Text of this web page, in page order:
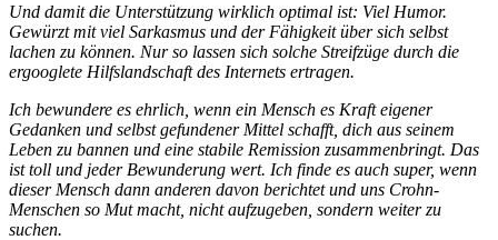
Und damit die Unterstützung wirklich optimal ist: Viel Humor.
Gewürzt mit viel Sarkasmus und der Fähigkeit über sich selbst
lachen zu können. Nur so lassen sich solche Streifzüge durch die
ergooglete Hilfslandschaft des Internets ertragen.
Ich bewundere es ehrlich, wenn ein Mensch es Kraft eigener
Gedanken und selbst gefundener Mittel schafft, dich aus seinem
Leben zu bannen und eine stabile Remission zusammenbringt. Das
ist toll und jeder Bewunderung wert. Ich finde es auch super, wenn
dieser Mensch dann anderen davon berichtet und uns Crohn-
Menschen so Mut macht, nicht aufzugeben, sondern weiter zu
suchen.